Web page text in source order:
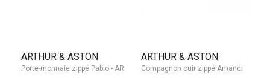
ARTHUR & ASTON ARTHUR & ASTON